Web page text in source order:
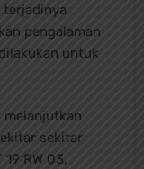
terjadinya
pengalaman
untuk
melanjutkan
sekitar
RW 03,